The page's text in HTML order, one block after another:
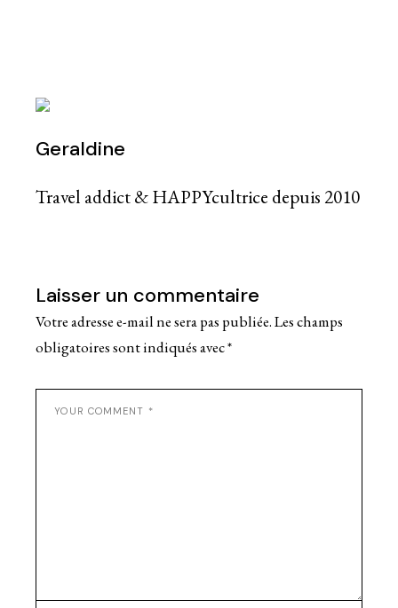
Geraldine
Travel addict & HAPPYcultrice depuis 2010
Laisser un commentaire
Votre adresse e-mail ne sera pas publiée.Les champs
obligatoires sont indiqués avec*